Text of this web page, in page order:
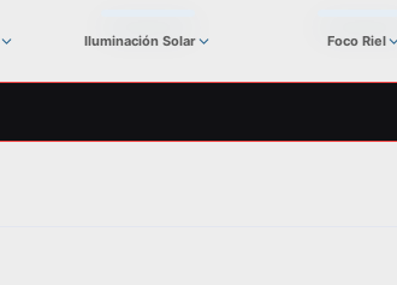
Iluminación Solar Foco Riel